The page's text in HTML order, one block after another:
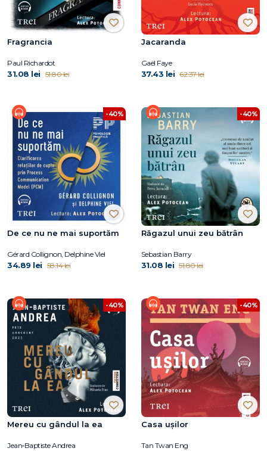
Fragrancia
Paul Richardot
31.08 lei 51.80 lei
Jacaranda
Gaël Faye
37.43 lei 62.37 lei
-40%
De ce nu ne mai suportăm
Gérard Collignon, Delphine Viel
34.89 lei 58.14 lei
-40%
Răgazul unui zeu bătrân
Sebastian Barry
31.08 lei 51.80 lei
-40%
Mereu cu gândul la ea
Jean‑Baptiste Andrea
-40%
Casa ușilor
Tan Twan Eng